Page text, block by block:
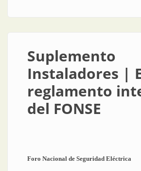
Suplemento
Instaladores |
reglamento
del FONSE
Foro Nacional de Seguridad Eléctrica